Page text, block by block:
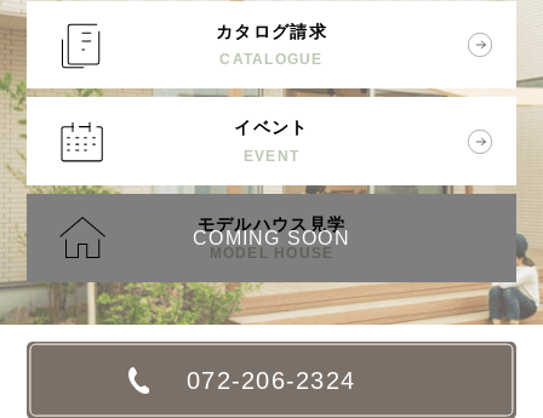
カタログ請求
CATALOGUE
イベント
EVENT
モデルハウス見学
MODEL HOUSE
COMING SOON
072-206-2324